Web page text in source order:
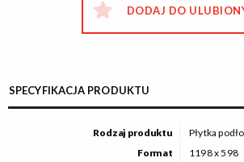
DODAJ DO
SPECYFIKACJA PRODUKTU
Rodzaj produktu
Płytka
Format
1198 x 598